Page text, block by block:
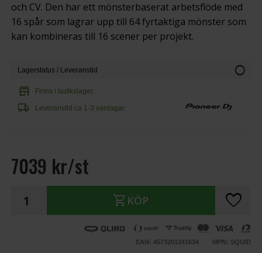
och CV. Den har ett mönsterbaserat arbetsflöde med
16 spår som lagrar upp till 64 fyrtaktiga mönster som
kan kombineras till 16 scener per projekt.
Lagerstatus / Leveranstid info
store Finns i butikslager.
local_shipping Leveranstid ca 1-3 vardagar.
7039 kr/st
shopping_cart KÖP favorite
EAN: 4573201241634 MPN: SQUID